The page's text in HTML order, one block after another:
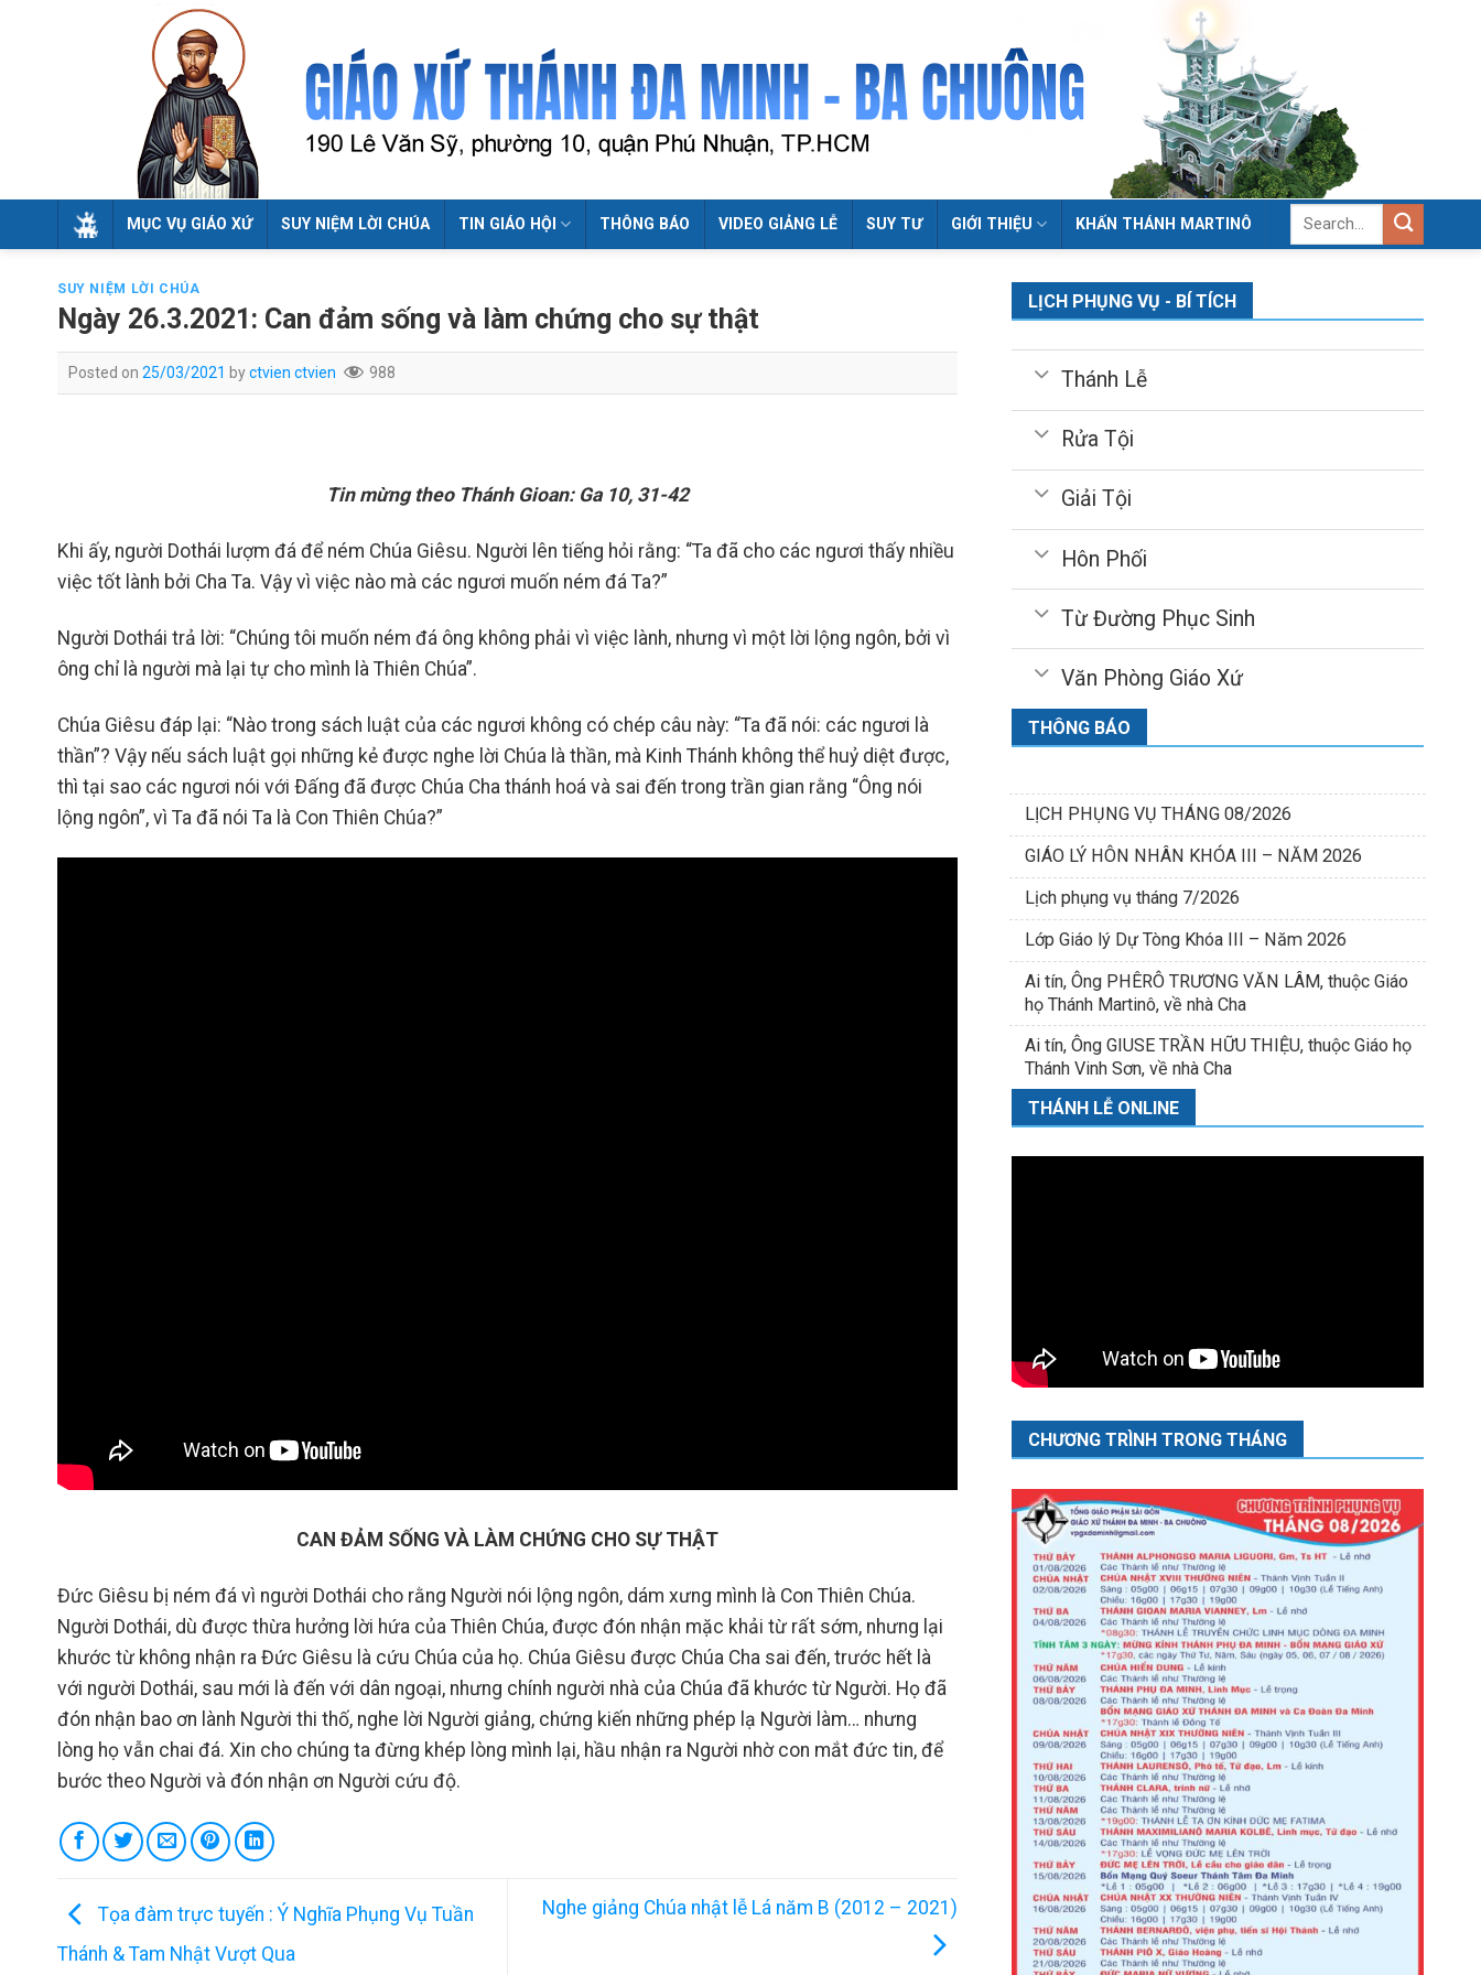
MỤC VỤ GIÁO XỨ SUY NIỆM LỜI CHÚA TIN GIÁO HỘI THÔNG BÁO VIDEO GIẢNG LỄ SUY TƯ GIỚI THIỆU KHẤN THÁNH MARTINÔ
SUY NIỆM LỜI CHÚA
Ngày 26.3.2021: Can đảm sống và làm chứng cho sự thật
Posted on 25/03/2021 byctvien ctvien 988
Tin mừng theo Thánh Gioan: Ga 10, 31-42
Khi ấy, người Dothái lượm đá để ném Chúa Giêsu. Người lên tiếng hỏi rằng: “Ta đã cho các ngươi thấy nhiều
việc tốt lành bởi Cha Ta. Vậy vì việc nào mà các ngươi muốn ném đá Ta?”
Người Dothái trả lời: “Chúng tôi muốn ném đá ông không phải vì việc lành, nhưng vì một lời lộng ngôn, bởi vì
ông chỉ là người mà lại tự cho mình là Thiên Chúa”.
Chúa Giêsu đáp lại: “Nào trong sách luật của các ngươi không có chép câu này: “Ta đã nói: các ngươi là
thần”? Vậy nếu sách luật gọi những kẻ được nghe lời Chúa là thần, mà Kinh Thánh không thể huỷ diệt được,
thì tại sao các ngươi nói với Ðấng đã được Chúa Cha thánh hoá và sai đến trong trần gian rằng “Ông nói
lộng ngôn”, vì Ta đã nói Ta là Con Thiên Chúa?”
CAN ĐẢM SỐNG VÀ LÀM CHỨNG CHO SỰ THẬT
Đức Giêsu bị ném đá vì người Dothái cho rằng Người nói lộng ngôn, dám xưng mình là Con Thiên Chúa.
Người Dothái, dù được thừa hưởng lời hứa của Thiên Chúa, được đón nhận mặc khải từ rất sớm, nhưng lại
khước từ không nhận ra Đức Giêsu là cứu Chúa của họ. Chúa Giêsu được Chúa Cha sai đến, trước hết là
với người Dothái, sau mới là đến với dân ngoại, nhưng chính người nhà của Chúa đã khước từ Người. Họ đã
đón nhận bao ơn lành Người thi thố, nghe lời Người giảng, chứng kiến những phép lạ Người làm… nhưng
lòng họ vẫn chai đá. Xin cho chúng ta đừng khép lòng mình lại, hầu nhận ra Người nhờ con mắt đức tin, để
bước theo Người và đón nhận ơn Người cứu độ.
Tọa đàm trực tuyến : Ý Nghĩa Phụng Vụ Tuần
Thánh & Tam Nhật Vượt Qua
Nghe giảng Chúa nhật lễ Lá năm B (2012 – 2021)
LỊCH PHỤNG VỤ - BÍ TÍCH
Thánh Lễ
Rửa Tội
Giải Tội
Hôn Phối
Từ Đường Phục Sinh
Văn Phòng Giáo Xứ
THÔNG BÁO
LỊCH PHỤNG VỤ THÁNG 08/2026
GIÁO LÝ HÔN NHÂN KHÓA III – NĂM 2026
Lịch phụng vụ tháng 7/2026
Lớp Giáo lý Dự Tòng Khóa III – Năm 2026
Ai tín, Ông PHÊRÔ TRƯƠNG VĂN LÂM, thuộc Giáo
họ Thánh Martinô, về nhà Cha
Ai tín, Ông GIUSE TRẦN HỮU THIỆU, thuộc Giáo họ
Thánh Vinh Sơn, về nhà Cha
THÁNH LỄ ONLINE
CHƯƠNG TRÌNH TRONG THÁNG